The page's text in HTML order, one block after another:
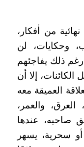
من أفكار،
وحكايات، لن
ذلك يفاجئهم
إلا أن
العميقة معه
العرق، والعمر،
صاحبه، عندها
سحرية، يسهر